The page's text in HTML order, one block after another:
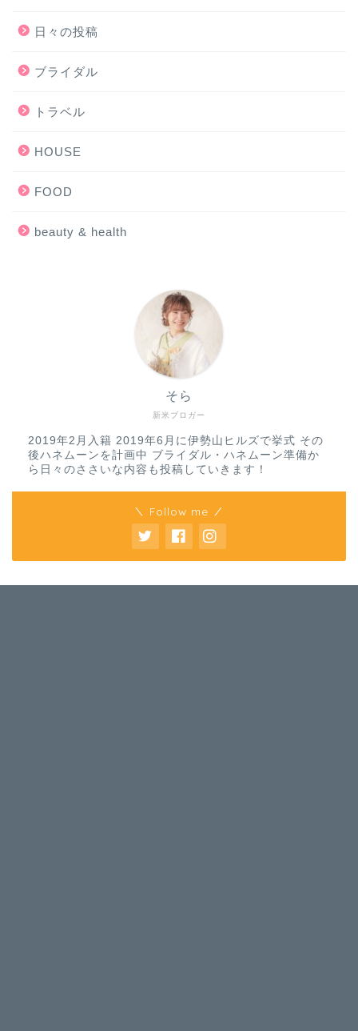
日々の投稿
ブライダル
トラベル
HOUSE
FOOD
beauty & health
新米ブロガー
そら
2019年2月入籍 2019年6月に伊勢山ヒルズで挙式 その
後ハネムーンを計画中 ブライダル・ハネムーン準備か
ら日々のささいな内容も投稿していきます！
＼ Follow me ／